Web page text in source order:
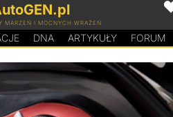
MARZEŃ I MOCNYCH WRAŻEŃ
DNA ARTYKUŁY FORUM